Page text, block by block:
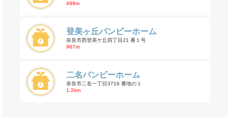
499m
登美ヶ丘バンビーホーム
奈良市西登美ケ丘四丁目21 番１号
967m
二名バンビーホーム
奈良市二名一丁目3716 番地の１
1.2km